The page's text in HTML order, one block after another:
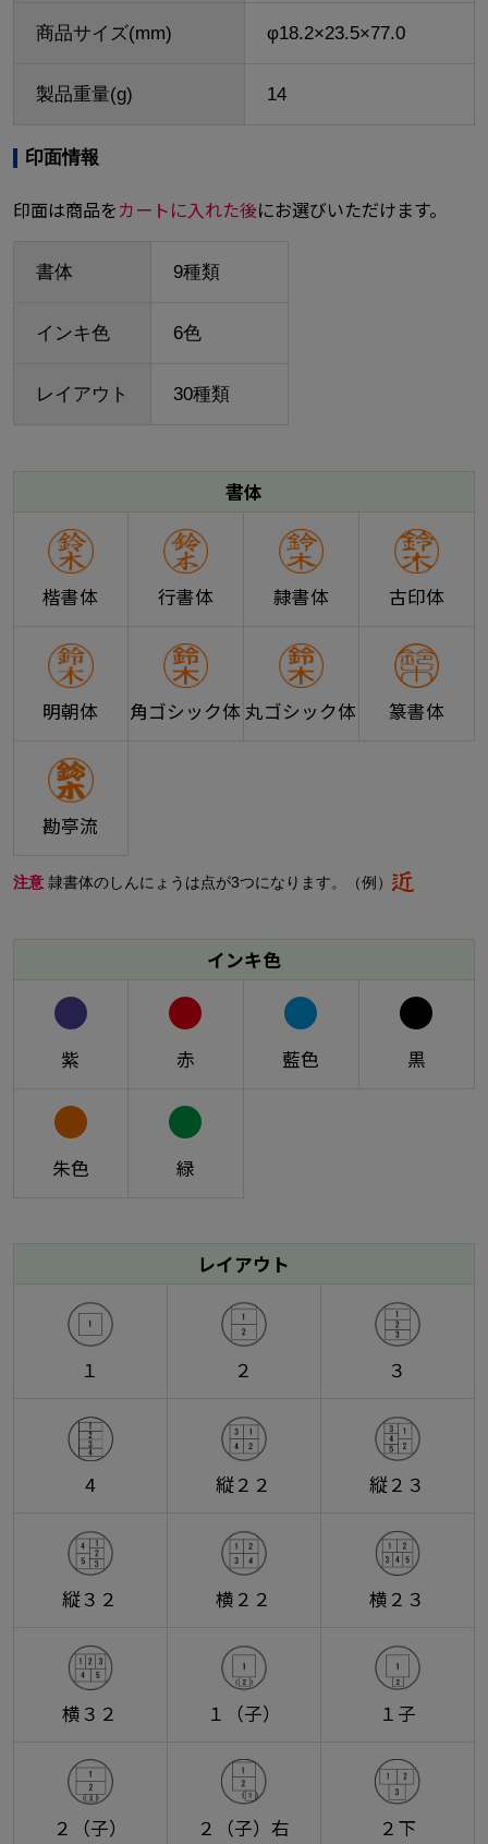
商品サイズ(mm) φ18.2×23.5×77.0
製品重量(g) 14
印面情報
印面は商品をカートに入れた後にお選びいただけます。
書体 9種類
インキ色 6色
レイアウト 30種類
書体
楷書体 行書体 隷書体 古印体
明朝体 角ゴシック体 丸ゴシック体 篆書体
勘亭流
注意隷書体のしんにょうは点が3つになります。（例）
インキ色
紫 赤 藍色 黒
朱色 緑
レイアウト
１ ２ ３
4 縦２２ 縦２３
縦３２ 横２２ 横２３
横３２ １（子） １子
２（子） ２（子）右 ２下